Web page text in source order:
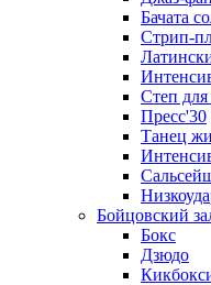
Бачата
Стрип-
Степ
Пресс'30
Танец
Бойцовский
Бокс
Дзюдо